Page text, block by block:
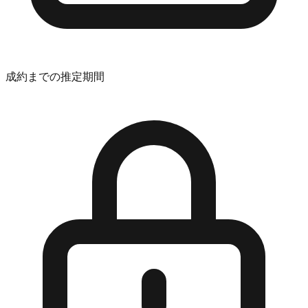
成約までの推定期間